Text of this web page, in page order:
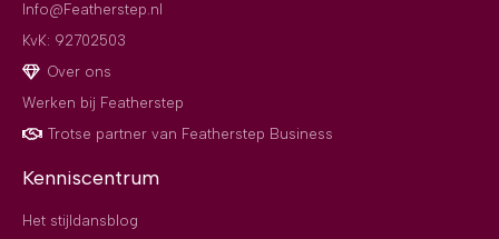
Info@Featherstep.nl
KvK: 92702503
Over ons
Werken bij Featherstep
Trotse partner van Featherstep Business
Kenniscentrum
Het stijldansblog